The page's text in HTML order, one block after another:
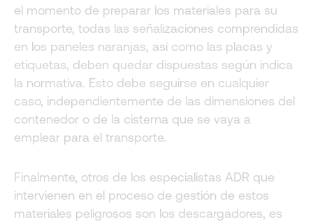
el momento de preparar los materiales para su
transporte, todas las señalizaciones comprendidas
en los paneles naranjas, así como las placas y
etiquetas, deben quedar dispuestas según indica
la normativa. Esto debe seguirse en cualquier
caso, independientemente de las dimensiones del
contenedor o de la cisterna que se vaya a
emplear para el transporte.
Finalmente, otros de los especialistas ADR que
intervienen en el proceso de gestión de estos
materiales peligrosos son los descargadores, es